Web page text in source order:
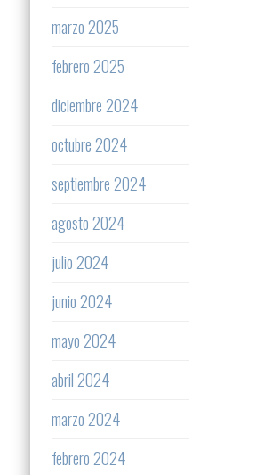
marzo 2025
febrero 2025
diciembre 2024
octubre 2024
septiembre 2024
agosto 2024
julio 2024
junio 2024
mayo 2024
abril 2024
marzo 2024
febrero 2024